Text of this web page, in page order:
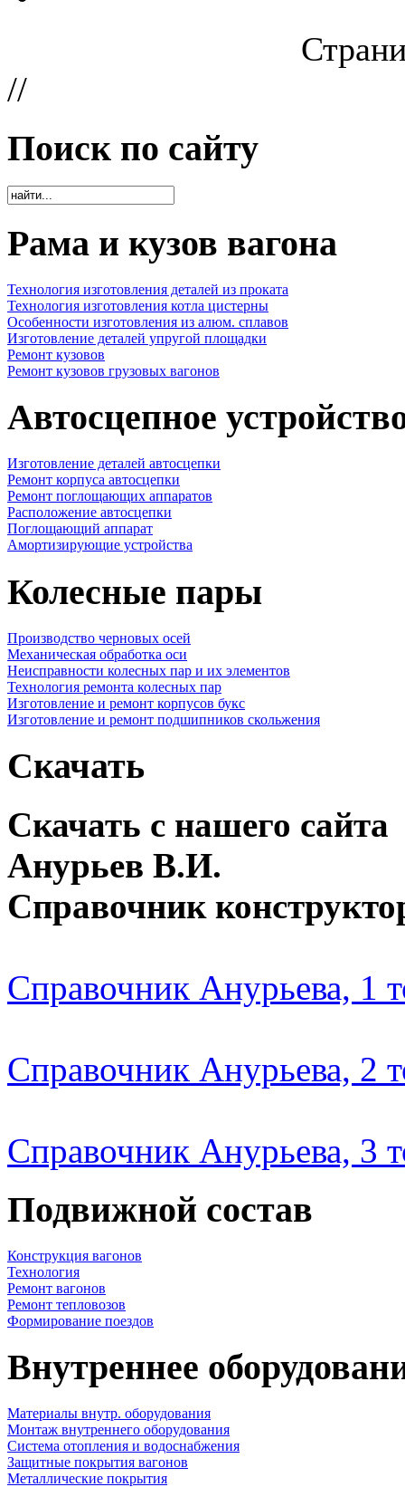
//
Поиск по сайту
Рама и кузов вагона
Технология изготовления деталей из проката
Технология изготовления котла цистерны
Особенности изготовления из алюм. сплавов
Изготовление деталей упругой площадки
Ремонт кузовов
Ремонт кузовов грузовых вагонов
Автосцепное
Изготовление деталей автосцепки
Ремонт корпуса автосцепки
Ремонт поглощающих аппаратов
Расположение автосцепки
Поглощающий аппарат
Амортизирующие устройства
Колесные пары
Производство черновых осей
Механическая обработка оси
Неисправности колесных пар и их элементов
Технология ремонта колесных пар
Изготовление и ремонт корпусов букс
Изготовление и ремонт подшипников скольжения
Скачать
Скачать с нашего сайта
Анурьев В.И.
Справочник
Справочник Анурьева, 1
Справочник Анурьева, 2
Справочник Анурьева, 3
Подвижной состав
Конструкция вагонов
Технология
Ремонт вагонов
Ремонт тепловозов
Формирование поездов
Внутреннее
Материалы внутр. оборудования
Монтаж внутреннего оборудования
Cистема отопления и водоснабжения
Защитные покрытия вагонов
Металлические покрытия